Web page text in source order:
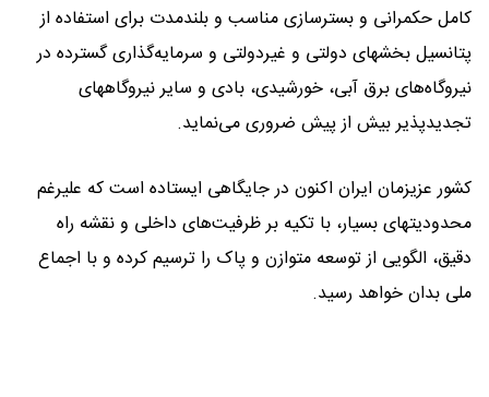
کامل حکمرانی و بسترسازی مناسب و بلندمدت برای استفاده از
پتانسیل بخشهای دولتی و غیردولتی و سرمایه‌گذاری گسترده در
نیروگاه‌های برق آبی، خورشیدی، بادی و سایر نیروگاههای
تجدیدپذیر بیش از پیش ضروری می‌نماید.
کشور عزیزمان ایران اکنون در جایگاهی ایستاده است که علیرغم
محدودیتهای بسیار، با تکیه بر ظرفیت‌های داخلی و نقشه راه
دقیق، الگویی از توسعه متوازن و پاک را ترسیم کرده و با اجماع
ملی بدان خواهد رسید.